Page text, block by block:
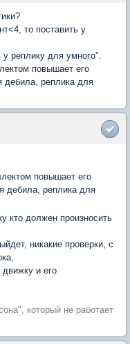
то поставить y
y реплику для умного".
повышает его
дебила, реплика для
повышает его
дебила, реплика для
кто должен произносить
никакие проверки, с
движку и его
который не работает